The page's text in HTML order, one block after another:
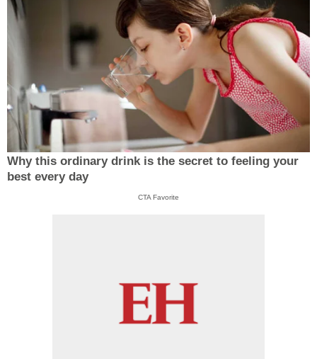
Why this ordinary drink is the secret to feeling your
best every day
CTA Favorite